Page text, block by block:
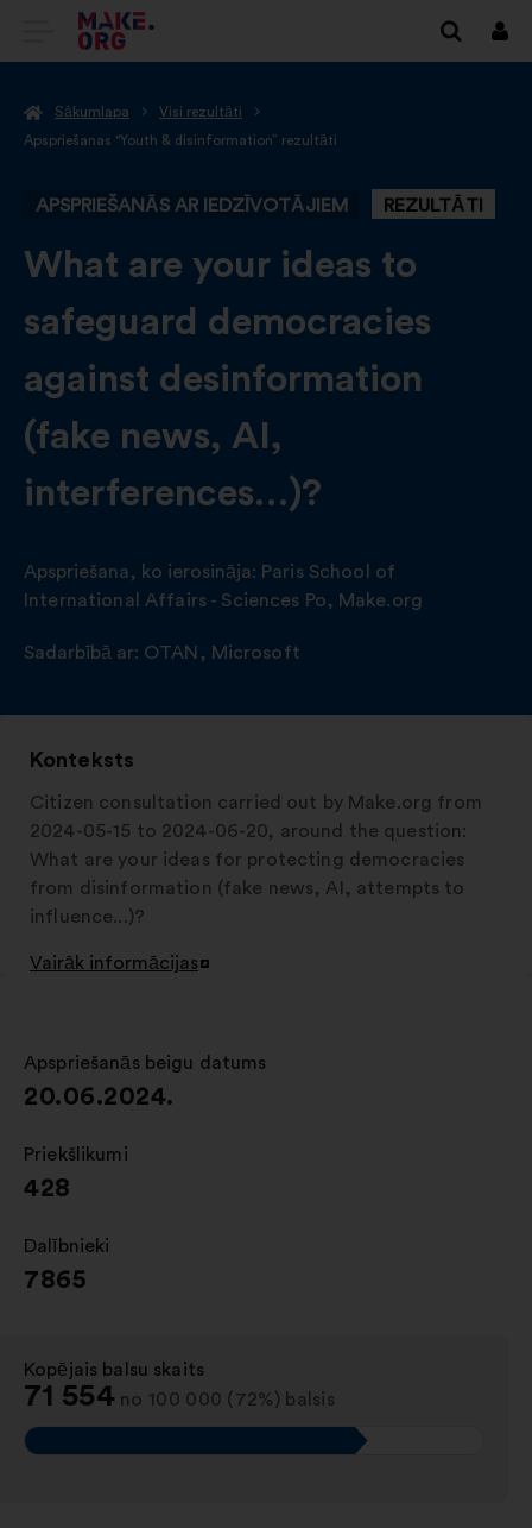
DOTIES
VIETNES
SĀKUMLAPU
Sākumlapa
Visi rezultāti
Apspriešanas "Youth & disinformation” rezultāti
APSPRIEŠANĀS AR IEDZĪVOTĀJIEM REZULTĀTI
-
What are your ideas to
safeguard democracies
against desinformation
(fake news, AI,
interferences…)?
Apspriešana, ko ierosināja: Paris School of
International Affairs - Sciences Po, Make.org
Sadarbībā ar: OTAN , Microsoft
Konteksts
Citizen consultation carried out by Make.org from
2024-05-15 to 2024-06-20, around the question:
What are your ideas for protecting democracies
from disinformation (fake news, AI, attempts to
influence...)?
Vairāk informācijas
Atvērt
Apspriešanās beigu datums
:
20.06.2024.
Priekšlikumi
:
428
Dalībnieki
:
7865
Kopējais balsu skaits
:
71 554 no 100 000 (72%) balsis